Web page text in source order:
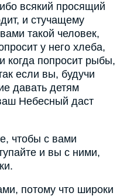
ибо всякий просящий
и стучащему
такой человек,
у него хлеба,
и когда попросит рыбы,
если вы, будучи
давать детям
Небесный даст
чтобы с вами
и вы с ними,
потому что широки